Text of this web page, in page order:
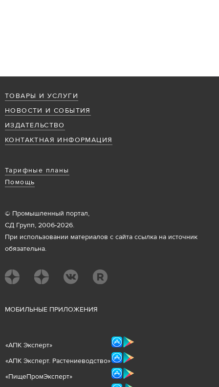
ТОВАРЫ И УСЛУГИ
НОВОСТИ И СОБЫТИЯ
ИЗДАТЕЛЬСТВО
КОНТАКТНАЯ ИНФОРМАЦИЯ
Тарифные планы
Помощь
© Промышленный портал,
СД Групп, 2006-2026.
При использовании материалов с сайта ссылка на источник
обязательна.
МОБИЛЬНЫЕ ПРИЛОЖЕНИЯ
«АПК Эксперт»
«АПК Эксперт. Растениеводство»
«ПищеПромЭксперт»